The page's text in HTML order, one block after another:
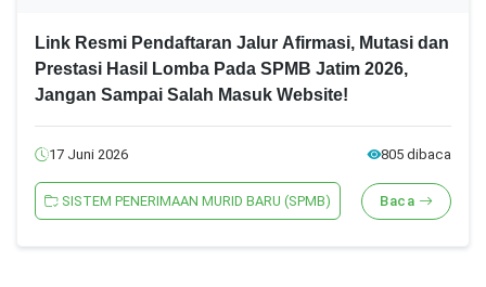
Link Resmi Pendaftaran Jalur Afirmasi, Mutasi dan
Prestasi Hasil Lomba Pada SPMB Jatim 2026,
Jangan Sampai Salah Masuk Website!
17 Juni 2026 805 dibaca
SISTEM PENERIMAAN MURID BARU (SPMB) Baca